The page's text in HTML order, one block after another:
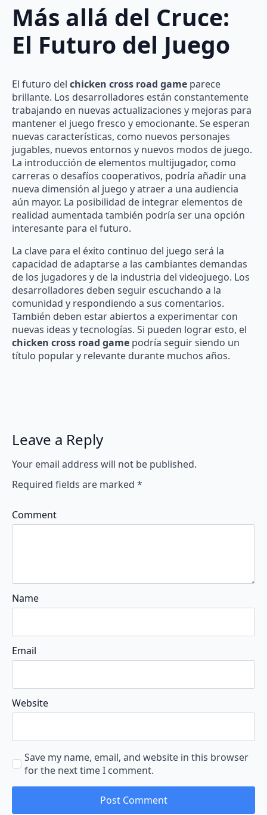
Más allá del Cruce:
El Futuro del Juego
El futuro del chicken cross road game parece
brillante. Los desarrolladores están constantemente
trabajando en nuevas actualizaciones y mejoras para
mantener el juego fresco y emocionante. Se esperan
nuevas características, como nuevos personajes
jugables, nuevos entornos y nuevos modos de juego.
La introducción de elementos multijugador, como
carreras o desafíos cooperativos, podría añadir una
nueva dimensión al juego y atraer a una audiencia
aún mayor. La posibilidad de integrar elementos de
realidad aumentada también podría ser una opción
interesante para el futuro.
La clave para el éxito continuo del juego será la
capacidad de adaptarse a las cambiantes demandas
de los jugadores y de la industria del videojuego. Los
desarrolladores deben seguir escuchando a la
comunidad y respondiendo a sus comentarios.
También deben estar abiertos a experimentar con
nuevas ideas y tecnologías. Si pueden lograr esto, el
chicken cross road game podría seguir siendo un
título popular y relevante durante muchos años.
Leave a Reply
Your email address will not be published.
Required fields are marked *
Comment
Name
Email
Website
Save my name, email, and website in this browser
for the next time I comment.